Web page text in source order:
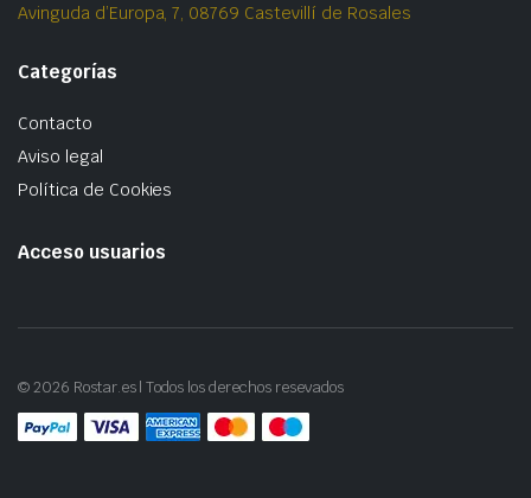
Avinguda d’Europa, 7, 08769 Castevillí de Rosales
Categorías
Contacto
Aviso legal
Política de Cookies
Acceso usuarios
© 2026 Rostar.es | Todos los derechos resevados